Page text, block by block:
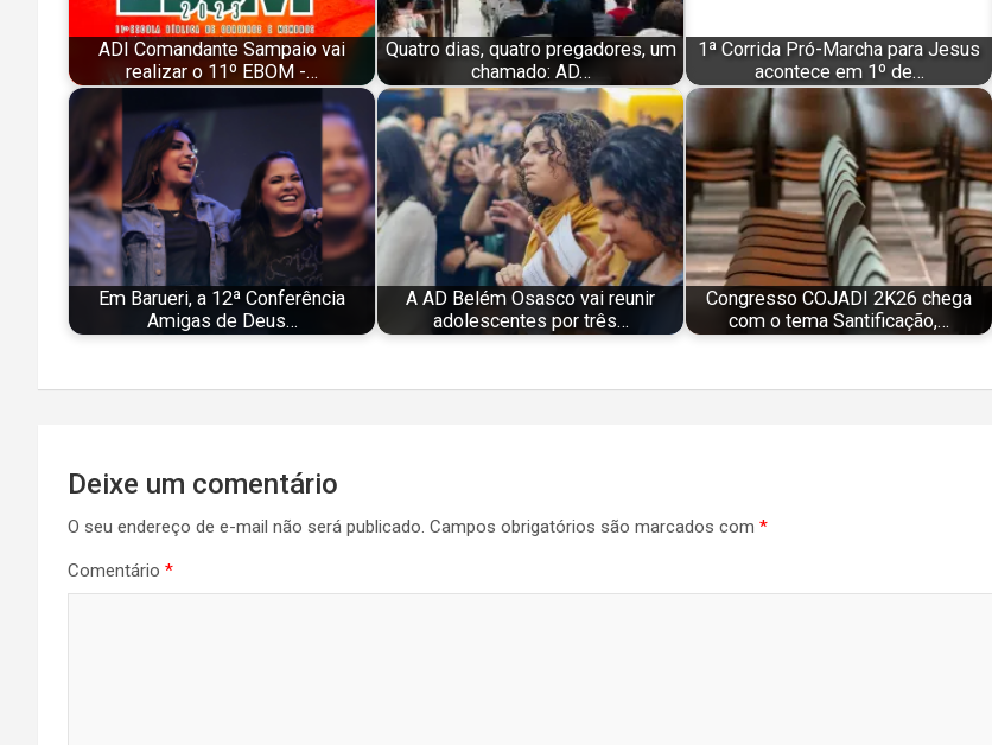
ADI Comandante Sampaio vai
realizar o 11º EBOM -…
Quatro dias, quatro pregadores, um
chamado: AD…
1ª Corrida Pró-Marcha para Jesus
acontece em 1º de…
Em Barueri, a 12ª Conferência
Amigas de Deus…
A AD Belém Osasco vai reunir
adolescentes por três…
Congresso COJADI 2K26 chega
com o tema Santificação,…
de
Post
Deixe um comentário
O seu endereço de e-mail não será publicado. Campos obrigatórios são marcados com *
Comentário *